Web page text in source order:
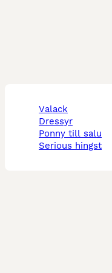
valack
dressyr
ponny till salu
serious hingst